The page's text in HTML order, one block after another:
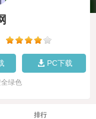
PC下载
绿色
排行